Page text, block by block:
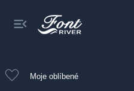
Moje oblíbené